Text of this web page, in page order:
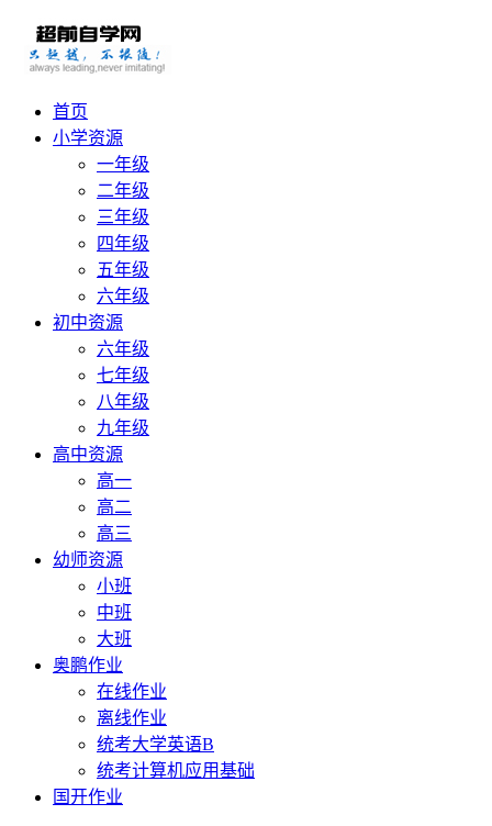
首页
小学资源
一年级
二年级
三年级
四年级
五年级
六年级
初中资源
六年级
七年级
八年级
九年级
高中资源
高一
高二
高三
幼师资源
小班
中班
大班
奥鹏作业
在线作业
离线作业
统考大学英语B
统考计算机应用基础
国开作业